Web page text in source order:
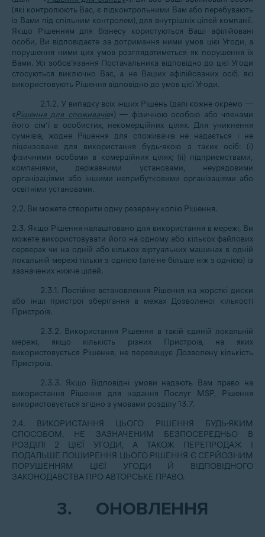
(які контролюють Вас, є підконтрольними Вам або перебувають
із Вами під спільним контролем), для внутрішніх цілей компанії.
Якщо Рішенням для бізнесу користуються Ваші афілійовані
особи, Ви відповідаєте за дотримання ними умов цієї Угоди, а
порушення ними цих умов розглядатиметься як порушення їх
Вами. Усі зобов’язання Постачальника відповідно до цієї Угоди
стосуються виключно Вас, а не Ваших афілійованих осіб, які
використовують Рішення відповідно до умов цієї Угоди.
2.1.2. У випадку всіх інших Рішень (далі кожне окремо —
«Рішення для споживачів») — фізичною особою або членами
його сім’ї в особистих, некомерційних цілях. Для уникнення
сумнівів, жодне Рішення для споживачів не надається і не
ліцензоване для використання будь-якою з таких осіб: (i)
фізичними особами в комерційних цілях; (ii) підприємствами,
компаніями, державними установами, неурядовими
організаціями або іншими неприбутковими організаціями або
освітніми установами.
2.2. Ви можете створити одну резервну копію Рішення.
2.3. Якщо Рішення налаштовано для використання в мережі, Ви
можете використовувати його на одному або кількох файлових
серверах чи на одній або кількох віртуальних машинах в одній
локальній мережі тільки з однією (але не більше ніж з однією) із
зазначених нижче цілей.
2.3.1. Постійне встановлення Рішення на жорсткі диски
або інші пристрої зберігання в межах Дозволеної кількості
Пристроїв.
2.3.2. Використання Рішення в такій єдиній локальній
мережі, якщо кількість різних Пристроїв, на яких
використовується Рішення, не перевищує Дозволену кількість
Пристроїв.
2.3.3. Якщо Відповідні умови надають Вам право на
використання Рішення для надання Послуг MSP, Рішення
використовується згідно з умовами розділу 13.7.
2.4. ВИКОРИСТАННЯ ЦЬОГО РІШЕННЯ БУДЬ-ЯКИМ
СПОСОБОМ, НЕ ЗАЗНАЧЕНИМ БЕЗПОСЕРЕДНЬО В
РОЗДІЛІ 2 ЦІЄЇ УГОДИ, А ТАКОЖ ПЕРЕПРОДАЖ І
ПОДАЛЬШЕ ПОШИРЕННЯ ЦЬОГО РІШЕННЯ Є СЕРЙОЗНИМ
ПОРУШЕННЯМ ЦІЄЇ УГОДИ Й ВІДПОВІДНОГО
ЗАКОНОДАВСТВА ПРО АВТОРСЬКЕ ПРАВО.
3. ОНОВЛЕННЯ